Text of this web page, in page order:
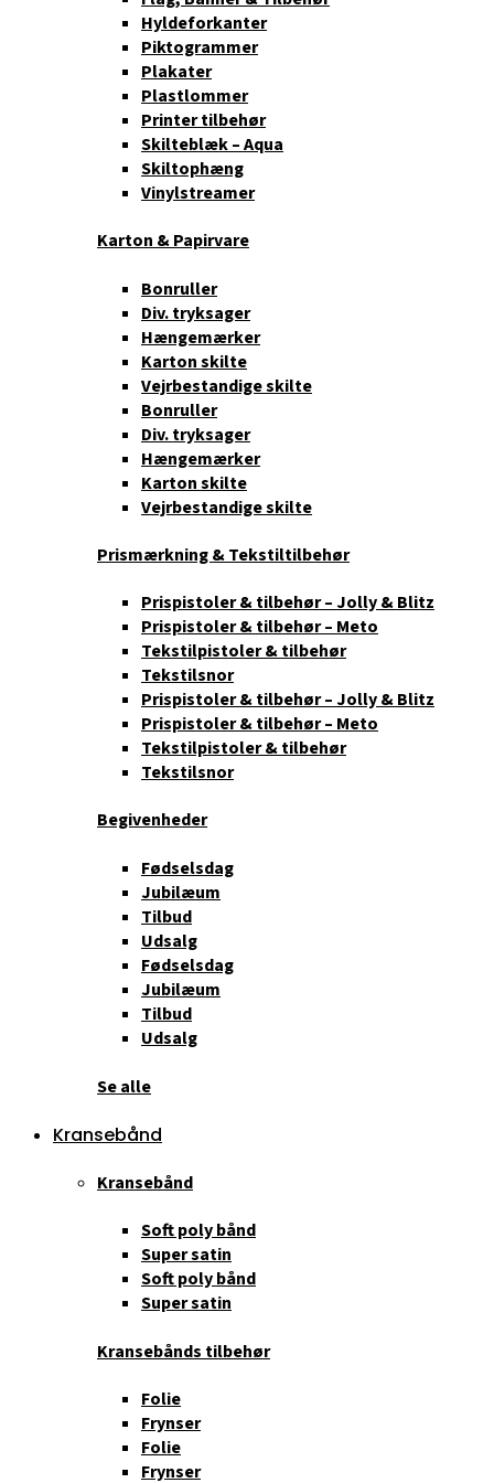
Hyldeforkanter
Piktogrammer
Plakater
Plastlommer
Printer tilbehør
Skilteblæk – Aqua
Skiltophæng
Vinylstreamer
Karton & Papirvare
Bonruller
Div. tryksager
Hængemærker
Karton skilte
Vejrbestandige skilte
Bonruller
Div. tryksager
Hængemærker
Karton skilte
Vejrbestandige skilte
Prismærkning & Tekstiltilbehør
Prispistoler & tilbehør – Jolly & Blitz
Prispistoler & tilbehør – Meto
Tekstilpistoler & tilbehør
Tekstilsnor
Prispistoler & tilbehør – Jolly & Blitz
Prispistoler & tilbehør – Meto
Tekstilpistoler & tilbehør
Tekstilsnor
Begivenheder
Fødselsdag
Jubilæum
Tilbud
Udsalg
Fødselsdag
Jubilæum
Tilbud
Udsalg
Se alle
Kransebånd
Kransebånd
Soft poly bånd
Super satin
Soft poly bånd
Super satin
Kransebånds tilbehør
Folie
Frynser
Folie
Frynser